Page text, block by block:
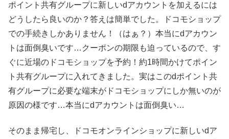
ポイント共有グループに新しいdアカウントを加えるには
どうしたら良いのか？答えは簡単でした。ドコモショップ
での手続きしかありません！（はぁ？）本当にdアカウン
トは面倒臭いです…クーポンの期限も迫っているので、す
ぐに近場のドコモショップを予約！約1時間かけてポイン
ト共有グループに入れてきました。実はこのdポイント共
有グループに必要な端末がドコモショップにしか無いのが
原因の様です…本当にdアカウントは面倒臭い…
そのまま帰宅し、ドコモオンラインショップに新しいdア